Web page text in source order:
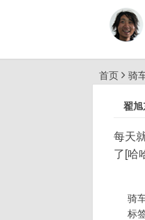
首页 骑
翟旭
每天
了[哈
骑
标